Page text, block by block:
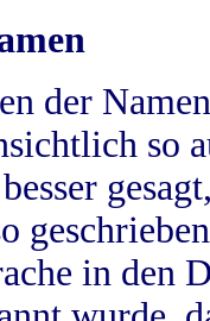
der
so
in